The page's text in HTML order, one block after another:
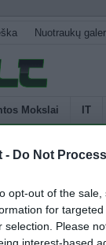
- Do Not
opt-out of the
for
selection. Please
Nuotraukų
Mokslai IT
fizikai